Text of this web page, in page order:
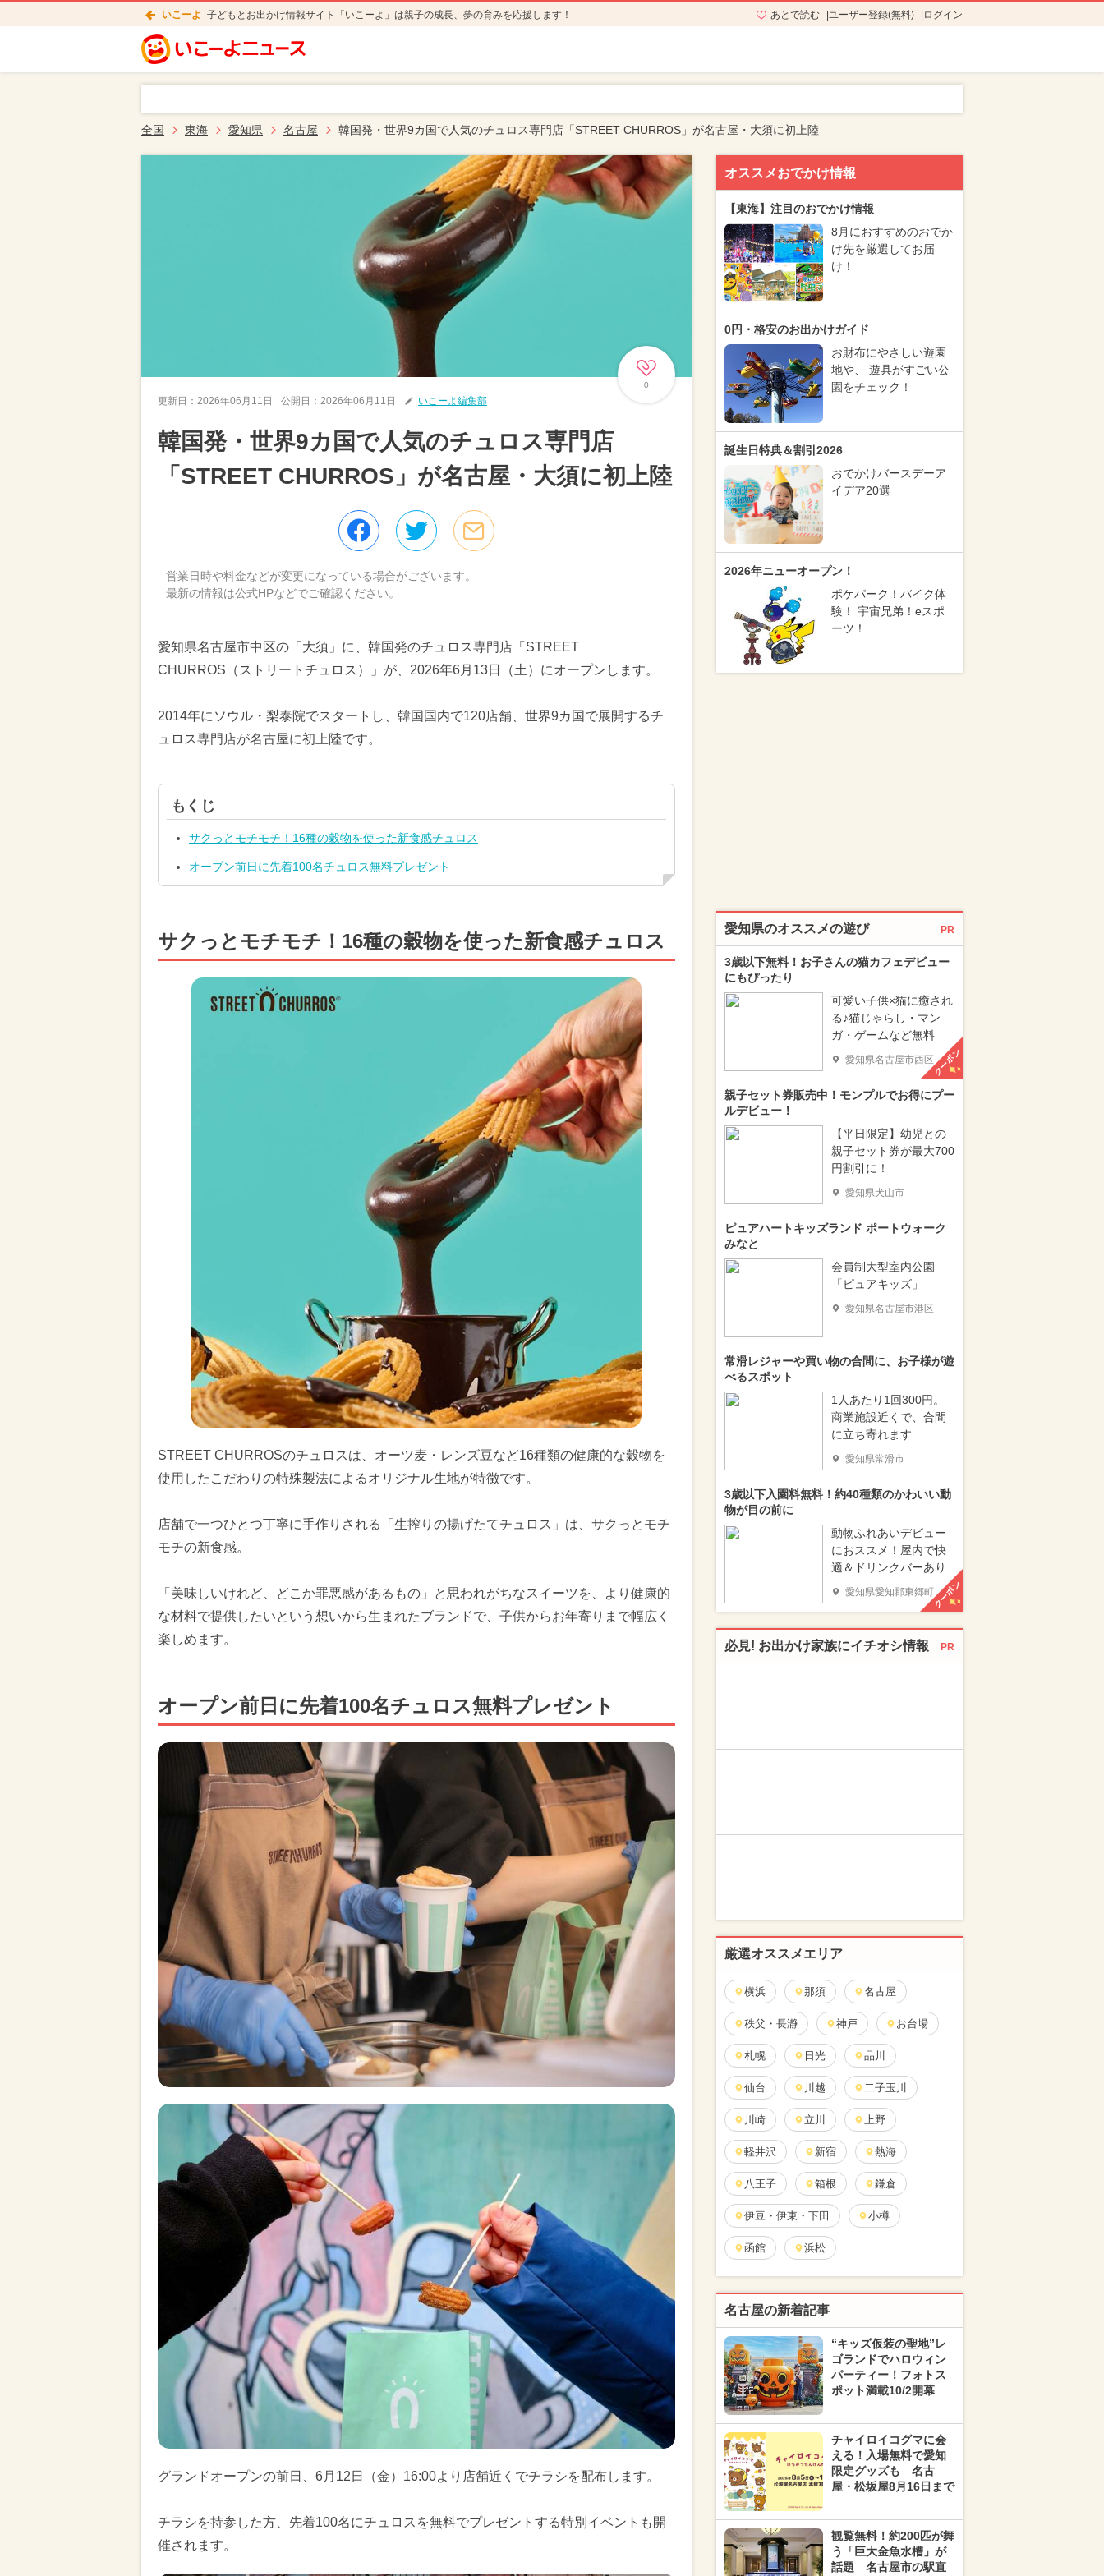
いこーよ 子どもとお出かけ情報サイト「いこーよ」は親子の成長、夢の育みを応援します！ あとで読む ユーザー登録(無料) ログイン
全国 東海 愛知県 名古屋 韓国発・世界9カ国で人気のチュロス専門店「STREET CHURROS」が名古屋・大須に初上陸
0
更新日： 2026年06月11日 公開日： 2026年06月11日 いこーよ編集部
韓国発・世界9カ国で人気のチュロス専門店
「STREET CHURROS」が名古屋・大須に初上陸
営業日時や料金などが変更になっている場合がございます。
最新の情報は公式HPなどでご確認ください。
愛知県名古屋市中区の「大須」に、韓国発のチュロス専門店「STREET
CHURROS（ストリートチュロス）」が、2026年6月13日（土）にオープンします。
2014年にソウル・梨泰院でスタートし、韓国国内で120店舗、世界9カ国で展開するチ
ュロス専門店が名古屋に初上陸です。
もくじ
サクっとモチモチ！16種の穀物を使った新食感チュロス
オープン前日に先着100名チュロス無料プレゼント
サクっとモチモチ！16種の穀物を使った新食感チュロス
STREET CHURROSのチュロスは、オーツ麦・レンズ豆など16種類の健康的な穀物を
使用したこだわりの特殊製法によるオリジナル生地が特徴です。
店舗で一つひとつ丁寧に手作りされる「生搾りの揚げたてチュロス」は、サクっとモチ
モチの新食感。
「美味しいけれど、どこか罪悪感があるもの」と思われがちなスイーツを、より健康的
な材料で提供したいという想いから生まれたブランドで、子供からお年寄りまで幅広く
楽しめます。
オープン前日に先着100名チュロス無料プレゼント
グランドオープンの前日、6月12日（金）16:00より店舗近くでチラシを配布します。
チラシを持参した方、先着100名にチュロスを無料でプレゼントする特別イベントも開
催されます。
オススメおでかけ情報
【東海】注目のおでかけ情報
8月におすすめのおでか
け先を厳選してお届
け！
0円・格安のお出かけガイド
お財布にやさしい遊園
地や、 遊具がすごい公
園をチェック！
誕生日特典＆割引2026
おでかけバースデーア
イデア20選
2026年ニューオープン！
ポケパーク！バイク体
験！ 宇宙兄弟！eスポ
ーツ！
愛知県のオススメの遊び PR
3歳以下無料！お子さんの猫カフェデビュー
にもぴったり
可愛い子供×猫に癒され
る♪猫じゃらし・マン
ガ・ゲームなど無料
愛知県名古屋市西区クーポン
親子セット券販売中！モンプルでお得にプー
ルデビュー！
【平日限定】幼児との
親子セット券が最大700
円割引に！
愛知県犬山市
ピュアハートキッズランド ポートウォーク
みなと
会員制大型室内公園
「ピュアキッズ」
愛知県名古屋市港区
常滑レジャーや買い物の合間に、お子様が遊
べるスポット
1人あたり1回300円。
商業施設近くで、合間
に立ち寄れます
愛知県常滑市
3歳以下入園料無料！約40種類のかわいい動
物が目の前に
動物ふれあいデビュー
におススメ！屋内で快
適＆ドリンクバーあり
愛知県愛知郡東郷町クーポン
必見! お出かけ家族にイチオシ情報 PR
厳選オススメエリア
横浜 那須 名古屋
秩父・長瀞 神戸 お台場
札幌 日光 品川
仙台 川越 二子玉川
川崎 立川 上野
軽井沢 新宿 熱海
八王子 箱根 鎌倉
伊豆・伊東・下田 小樽
函館 浜松
名古屋の新着記事
“キッズ仮装の聖地”レ
ゴランドでハロウィン
パーティー！フォトス
ポット満載10/2開幕
チャイロイコグマに会
える！入場無料で愛知
限定グッズも 名古
屋・松坂屋8月16日まで
観覧無料！約200匹が舞
う「巨大金魚水槽」が
話題 名古屋市の駅直